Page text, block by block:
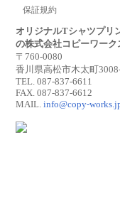
保証規約
オリジナルTシャツプリ
の株式会社コピーワーク
〒760-0080
香川県高松市木太町
TEL. 087-837-6611
FAX. 087-837-6612
MAIL. info@copy-